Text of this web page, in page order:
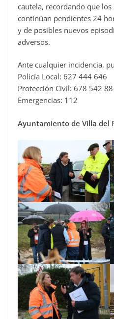
cautela, recordando que
continúan pendientes 24
y de posibles nuevos
adversos.
Ante cualquier incidencia,
Policía Local: 627 444 646
Protección Civil: 678 542
Emergencias: 112
Ayuntamiento de Villa del